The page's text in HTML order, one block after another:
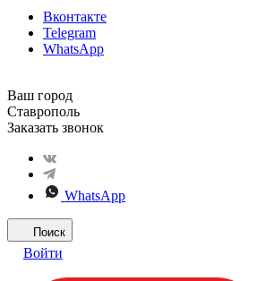
Вконтакте
Telegram
WhatsApp
Ваш город
Ставрополь
Заказать звонок
WhatsApp
Поиск
Войти